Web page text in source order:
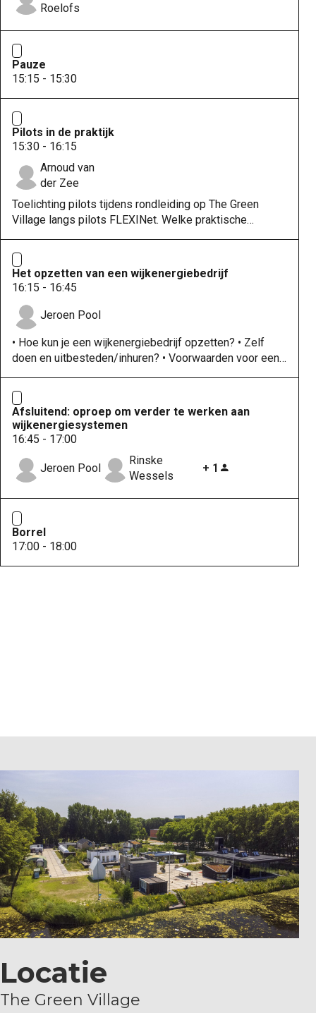
Roelofs
Pauze
15:15 - 15:30
Pilots in de praktijk
15:30 - 16:15
Arnoud van
der Zee
Toelichting pilots tijdens rondleiding op The Green
Village langs pilots FLEXINet. Welke praktische
Het opzetten van een wijkenergiebedrijf
16:15 - 16:45
Jeroen Pool
• Hoe kun je een wijkenergiebedrijf opzetten? • Zelf
doen en uitbesteden/inhuren? • Voorwaarden voor een
Afsluitend: oproep om verder te werken aan
wijkenergiesystemen
16:45 - 17:00
Jeroen Pool
Rinske
Wessels
+ 1
Borrel
17:00 - 18:00
Locatie
The Green Village